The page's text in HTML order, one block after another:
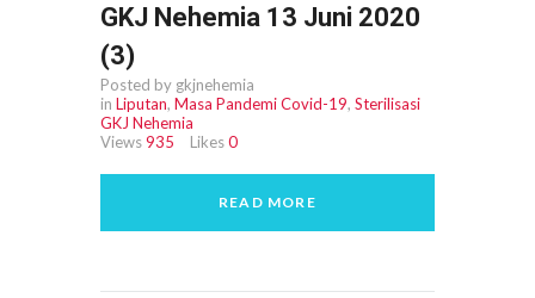
GKJ Nehemia 13 Juni 2020
(3)
Posted by gkjnehemia
in Liputan, Masa Pandemi Covid-19, Sterilisasi
GKJ Nehemia
Views935 Likes0
READ MORE